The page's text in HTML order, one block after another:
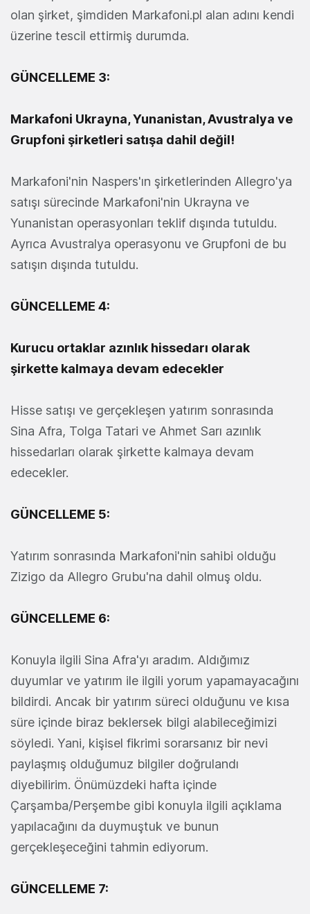
olan şirket, şimdiden Markafoni.pl alan adını kendi
üzerine tescil ettirmiş durumda.
GÜNCELLEME 3:
Markafoni Ukrayna, Yunanistan, Avustralya ve
Grupfoni şirketleri satışa dahil değil!
Markafoni'nin Naspers'ın şirketlerinden Allegro'ya
satışı sürecinde Markafoni'nin Ukrayna ve
Yunanistan operasyonları teklif dışında tutuldu.
Ayrıca Avustralya operasyonu ve Grupfoni de bu
satışın dışında tutuldu.
GÜNCELLEME 4:
Kurucu ortaklar azınlık hissedarı olarak
şirkette kalmaya devam edecekler
Hisse satışı ve gerçekleşen yatırım sonrasında
Sina Afra, Tolga Tatari ve Ahmet Sarı azınlık
hissedarları olarak şirkette kalmaya devam
edecekler.
GÜNCELLEME 5:
Yatırım sonrasında Markafoni'nin sahibi olduğu
Zizigo da Allegro Grubu'na dahil olmuş oldu.
GÜNCELLEME 6:
Konuyla ilgili Sina Afra'yı aradım. Aldığımız
duyumlar ve yatırım ile ilgili yorum yapamayacağını
bildirdi. Ancak bir yatırım süreci olduğunu ve kısa
süre içinde biraz beklersek bilgi alabileceğimizi
söyledi. Yani, kişisel fikrimi sorarsanız bir nevi
paylaşmış olduğumuz bilgiler doğrulandı
diyebilirim. Önümüzdeki hafta içinde
Çarşamba/Perşembe gibi konuyla ilgili açıklama
yapılacağını da duymuştuk ve bunun
gerçekleşeceğini tahmin ediyorum.
GÜNCELLEME 7: